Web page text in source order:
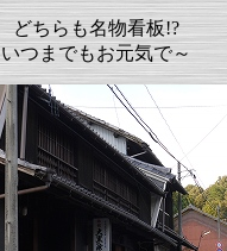
どちらも名物看板!?
いつまでもお元気で～